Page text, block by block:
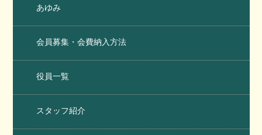
あゆみ
会員募集・会費納入方法
役員一覧
スタッフ紹介